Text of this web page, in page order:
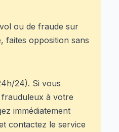
ou de fraude sur
faites opposition sans
24). Si vous
à votre
immédiatement
contactez le service